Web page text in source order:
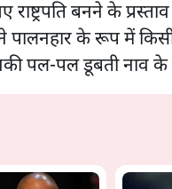
राष्ट्रपति बनने के
के रूप में किसी
पल-पल डूबती नाव के